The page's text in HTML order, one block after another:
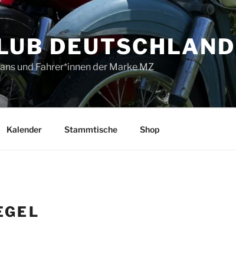
DEUTSCHLAND
und Fahrer*innen der Marke MZ
Kalender Stammtische Shop